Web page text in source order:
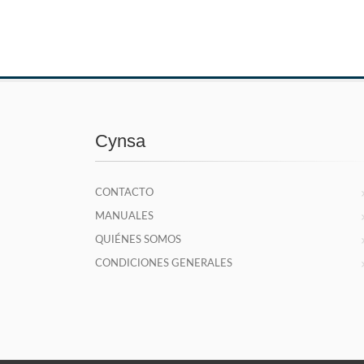
Cynsa
CONTACTO
MANUALES
QUIÉNES SOMOS
CONDICIONES GENERALES